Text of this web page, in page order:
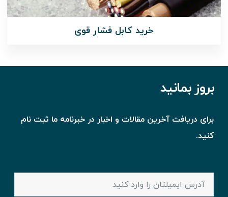
خرید کابل فشار قوی
بروز بمانید
برای دریافت آخرین مقالات و اخبار در خبرنامه ما ثبت نام
کنید.